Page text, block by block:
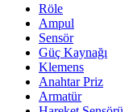
Röle
Ampul
Sensör
Güç Kaynağı
Klemens
Anahtar Priz
Armatür